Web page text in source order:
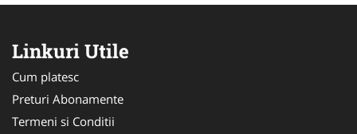
Linkuri Utile
Cum platesc
Preturi Abonamente
Termeni si Conditii